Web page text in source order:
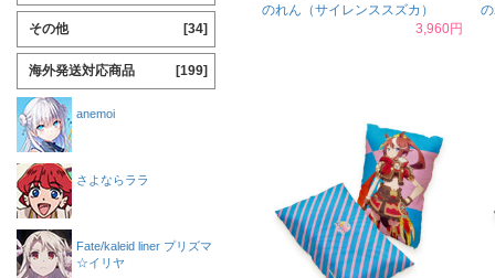
のれん（サイレンススズカ）
3,960円
その他 [34]
海外発送対応商品 [199]
anemoi
さよならララ
Fate/kaleid liner プリズマ
☆イリヤ